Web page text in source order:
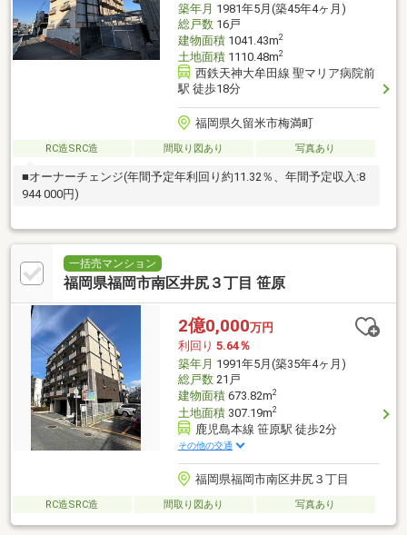
築年月 1981年5月(築45年4ヶ月)
総戸数16戸
建物面積1041.43m2
土地面積1110.48m2
西鉄天神大牟田線 聖マリア病院前
駅 徒歩18分
福岡県久留米市梅満町
RC造SRC造 間取り図あり 写真あり
■オーナーチェンジ(年間予定年利回り約11.32％、年間予定収入:8
944 000円)
一括売マンション
福岡県福岡市南区井尻３丁目 笹原
2億0,000万円
利回り 5.64％
築年月 1991年5月(築35年4ヶ月)
総戸数21戸
建物面積673.82m2
土地面積307.19m2
鹿児島本線 笹原駅 徒歩2分
その他の交通
福岡県福岡市南区井尻３丁目
RC造SRC造 間取り図あり 写真あり